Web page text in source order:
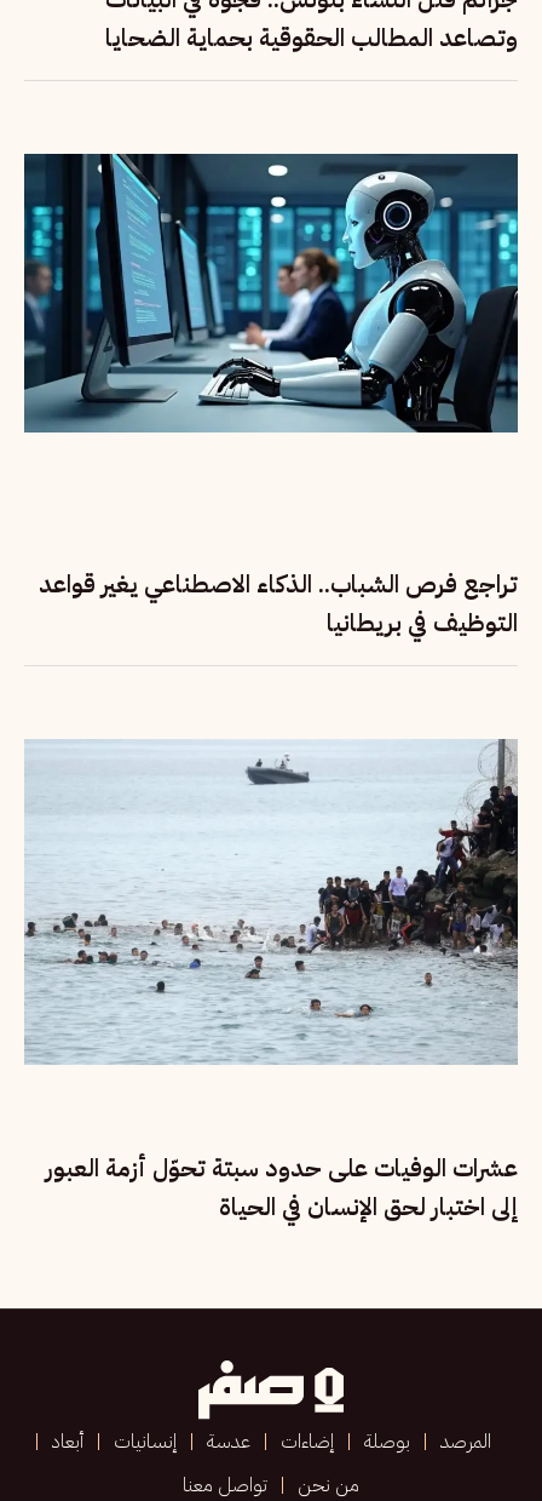
وتصاعد المطالب الحقوقية بحماية الضحايا
تراجع فرص الشباب.. الذكاء الاصطناعي يغير قواعد
التوظيف في بريطانيا
عشرات الوفيات على حدود سبتة تحوّل أزمة العبور
إلى اختبار لحق الإنسان في الحياة
المرصد بوصلة إضاءات عدسة إنسانيات
أبعاد
من نحن
تواصل معنا